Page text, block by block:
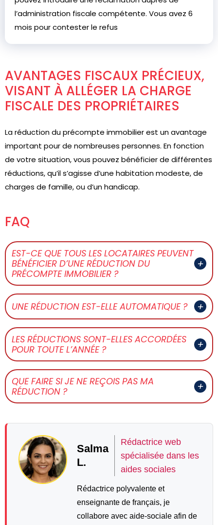
l’administration fiscale compétente. Vous avez 6
mois pour contester le refus
AVANTAGES FISCAUX PRÉCIEUX,
VISANT À ALLÉGER LA CHARGE
FISCALE DES PROPRIÉTAIRES
La réduction du précompte immobilier est un avantage
important pour de nombreuses personnes. En fonction
de votre situation, vous pouvez bénéficier de différentes
réductions, qu’il s’agisse d’une habitation modeste, de
charges de famille, ou d’un handicap.
FAQ
EST-CE QUE TOUS LES LOCATAIRES PEUVENT
BÉNÉFICIER D’UNE RÉDUCTION DU
PRÉCOMPTE IMMOBILIER ?
UNE RÉDUCTION EST-ELLE AUTOMATIQUE ?
LES RÉDUCTIONS SONT-ELLES ACCORDÉES
POUR TOUTE L’ANNÉE ?
QUE FAIRE SI JE NE REÇOIS PAS MA
RÉDUCTION ?
Salma
L.
Rédactrice web
spécialisée dans les
aides sociales
Rédactrice polyvalente et
enseignante de français, je
collabore avec aide-sociale afin de